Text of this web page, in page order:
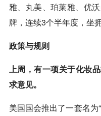
雅、丸美、珀莱雅 、优
牌，连续3个半年度，坐
政策与规则
上周，有一项关于化妆
求意见。
美国国会推出了一套名为